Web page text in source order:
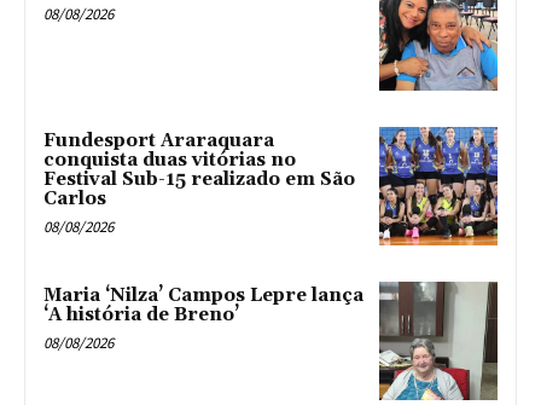
08/08/2026
Fundesport Araraquara
conquista duas vitórias no
Festival Sub-15 realizado em São
Carlos
08/08/2026
Maria ‘Nilza’ Campos Lepre lança
‘A história de Breno’
08/08/2026